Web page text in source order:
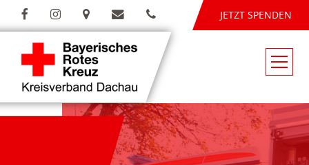
JETZT SPENDEN